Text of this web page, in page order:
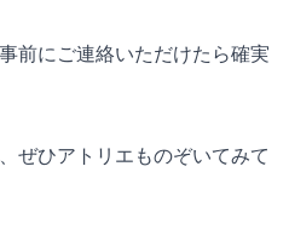
前にご連絡いただけたら確実
ぜひアトリエものぞいてみて